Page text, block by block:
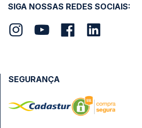
SIGA NOSSAS REDES SOCIAIS:
SEGURANÇA